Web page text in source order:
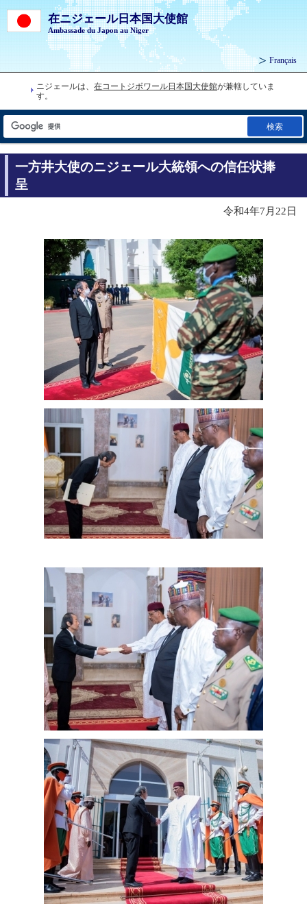
在ニジェール日本国大使館
Ambassade du Japon au Niger
Français
ニジェールは、 在コートジボワール日本国大使館が兼轄していま
す。
検索
一方井大使のニジェール大統領への信任状捧
呈
令和4年7月22日